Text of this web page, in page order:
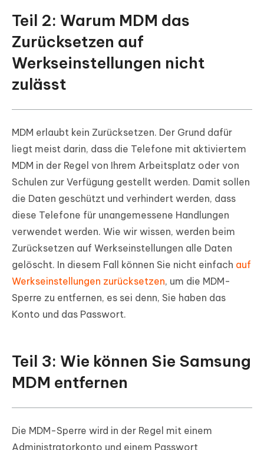
Teil 2: Warum MDM das
Zurücksetzen auf
Werkseinstellungen nicht
zulässt
MDM erlaubt kein Zurücksetzen. Der Grund dafür
liegt meist darin, dass die Telefone mit aktiviertem
MDM in der Regel von Ihrem Arbeitsplatz oder von
Schulen zur Verfügung gestellt werden. Damit sollen
die Daten geschützt und verhindert werden, dass
diese Telefone für unangemessene Handlungen
verwendet werden. Wie wir wissen, werden beim
Zurücksetzen auf Werkseinstellungen alle Daten
gelöscht. In diesem Fall können Sie nicht einfach auf
Werkseinstellungen zurücksetzen, um die MDM-
Sperre zu entfernen, es sei denn, Sie haben das
Konto und das Passwort.
Teil 3: Wie können Sie Samsung
MDM entfernen
Die MDM-Sperre wird in der Regel mit einem
Administratorkonto und einem Passwort